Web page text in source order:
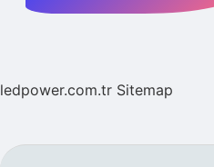
ledpower.com.tr Sitemap